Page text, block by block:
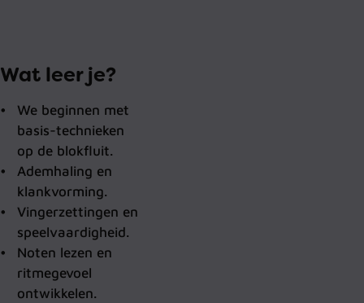
Wat leer je?
We beginnen met
basis-technieken
op de blokfluit.
Ademhaling en
klankvorming.
Vingerzettingen en
speelvaardigheid.
Noten lezen en
ritmegevoel
ontwikkelen.